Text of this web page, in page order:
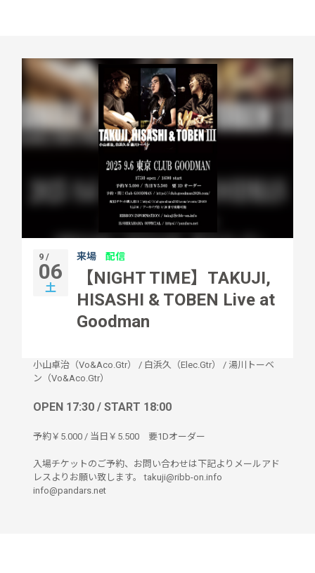
9 /
06
土
来場 配信
【NIGHT TIME】TAKUJI,
HISASHI & TOBEN Live at
Goodman
小山卓治（Vo&Aco.Gtr） / 白浜久（Elec.Gtr） / 湯川トーベ
ン（Vo&Aco.Gtr）
OPEN 17:30 / START 18:00
予約￥5.000 / 当日￥5.500 要1Dオーダー
入場チケットのご予約、お問い合わせは下記よりメールアド
レスよりお願い致します。 takuji@ribb-on.info
info@pandars.net